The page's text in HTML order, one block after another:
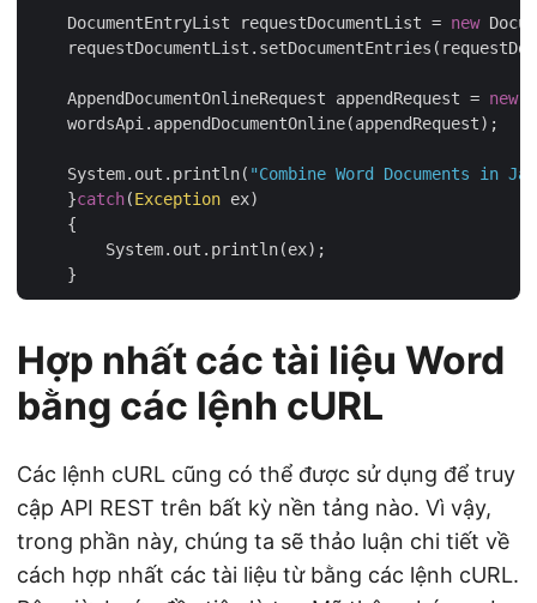
    DocumentEntryList requestDocumentList =
new
    AppendDocumentOnlineRequest appendRequest =
new
    wordsApi.appendDocumentOnline(appendRequest);
    System.out.println(
"Combine Word Documents in
    }
catch(Exception ex)
    {
        System.out.println(ex);
Hợp nhất các tài liệu Word
bằng các lệnh cURL
Các lệnh cURL cũng có thể được sử dụng để truy
cập API REST trên bất kỳ nền tảng nào. Vì vậy,
trong phần này, chúng ta sẽ thảo luận chi tiết về
cách hợp nhất các tài liệu từ bằng các lệnh cURL.